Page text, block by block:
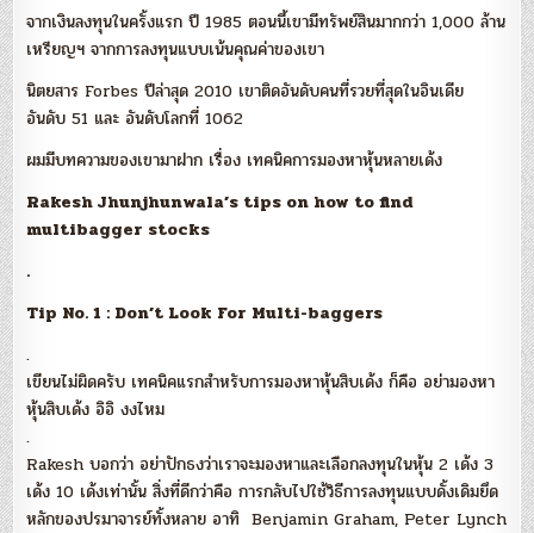
จากเงินลงทุนในครั้งแรก ปี 1985 ตอนนี้เขามีทรัพย์สินมากกว่า 1,000 ล้าน
เหรียญฯ จากการลงทุนแบบเน้นคุณค่าของเขา
นิตยสาร Forbes ปีล่าสุด 2010 เขาติดอันดับคนที่รวยที่สุดในอินเดีย
อันดับ 51 และ อันดับโลกที่ 1062
ผมมีบทความของเขามาฝาก เรื่อง เทคนิคการมองหาหุ้นหลายเด้ง
Rakesh Jhunjhunwala’s tips on how to find
multibagger stocks
.
Tip No. 1 : Don’t Look For Multi-baggers
.
เขียนไม่ผิดครับ เทคนิคแรกสำหรับการมองหาหุ้นสิบเด้ง ก็คือ อย่ามองหา
หุ้นสิบเด้ง อิอิ งงไหม
.
Rakesh บอกว่า อย่าปักธงว่าเราจะมองหาและเลือกลงทุนในหุ้น 2 เด้ง 3
เด้ง 10 เด้งเท่านั้น สิ่งที่ดีกว่าคือ การกลับไปใช้วิธีการลงทุนแบบดั้งเดิมยึด
หลักของปรมาจารย์ทั้งหลาย อาทิ Benjamin Graham, Peter Lynch